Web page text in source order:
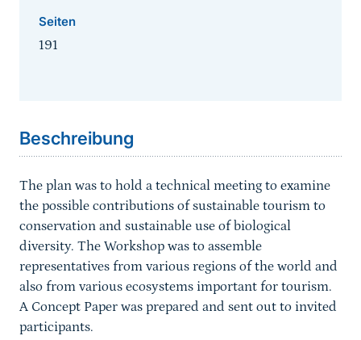
Seiten
191
Beschreibung
The plan was to hold a technical meeting to examine
the possible contributions of sustainable tourism to
conservation and sustainable use of biological
diversity. The Workshop was to assemble
representatives from various regions of the world and
also from various ecosystems important for tourism.
A Concept Paper was prepared and sent out to invited
participants.